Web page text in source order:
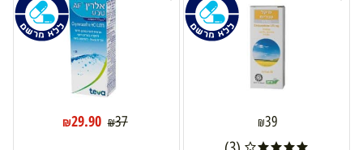
₪39
₪37
₪29.90